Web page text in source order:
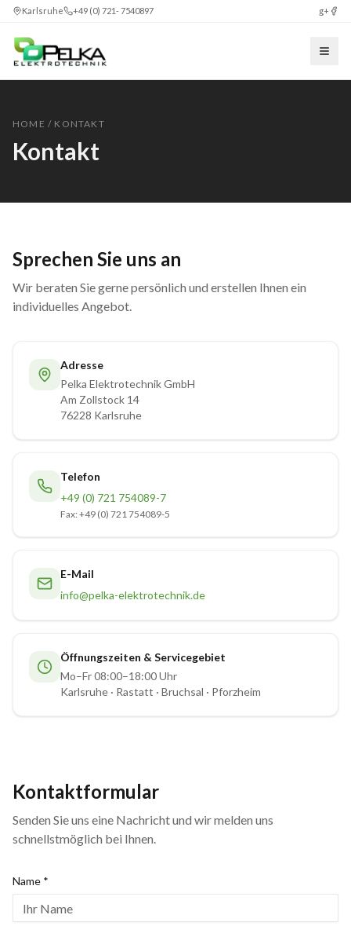
Karlsruhe +49 (0) 721- 7540897 g+
HOME / KONTAKT
Kontakt
Sprechen Sie uns an
Wir beraten Sie gerne persönlich und erstellen Ihnen ein
individuelles Angebot.
Adresse
Pelka Elektrotechnik GmbH
Am Zollstock 14
76228 Karlsruhe
Telefon
+49 (0) 721 754089-7
Fax: +49 (0) 721 754089-5
E-Mail
info@pelka-elektrotechnik.de
Öffnungszeiten & Servicegebiet
Mo–Fr 08:00–18:00 Uhr
Karlsruhe · Rastatt · Bruchsal · Pforzheim
Kontaktformular
Senden Sie uns eine Nachricht und wir melden uns
schnellstmöglich bei Ihnen.
Name *